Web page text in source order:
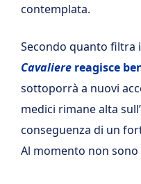
contemplata.
Secondo quanto filtra
Cavaliere reagisce
sottoporrà a nuovi
medici rimane alta
conseguenza di un
Al momento non